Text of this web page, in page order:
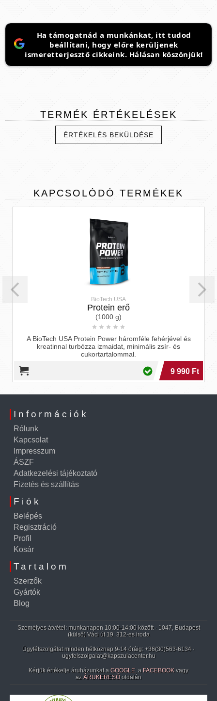
Ha támogatnád a munkánkat, itt tudod
beállítani, hogy előre kerüljenek
ismeretterjesztő cikkeink. Hálásan köszönjük!
TERMÉK ÉRTÉKELÉSEK
ÉRTÉKELÉS BEKÜLDÉSE
KAPCSOLÓDÓ TERMÉKEK
BioTech USA
Protein erő
(1000 g)
A BioTech USA Protein Power háromféle fehérjével és
kreatinnal turbózza izmaidat, minimális zsír- és
cukortartalommal.
9 990 Ft
Információk
Rólunk
Kapcsolat
Impresszum
ÁSZF
Adatkezelési tájékoztató
Fizetés és szállítás
Fiók
Belépés
Regisztráció
Profil
Kosár
Tartalom
Szerzők
Gyártók
Blog
Személyes átvétel: munkanapon 10:00-14:00 között · 1047, Budapest
(külső) Váci út 19. 312-es iroda
Ügyfélszolgálat minden hétköznap 9-14 óráig: +36(30)563-6134 ·
ugyfelszolgalat@kapszulacenter.hu
Kérjük értékelje áruházunkat a GOOGLE, a FACEBOOK vagy
az ÁRUKERESŐ oldalán